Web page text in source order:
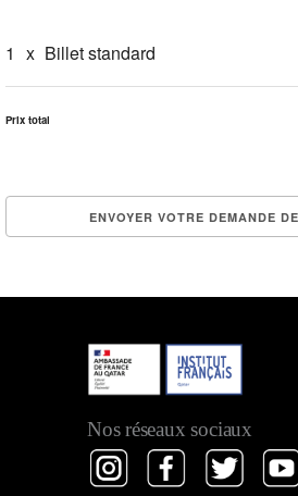
1 x Billet standard
Prix total
Nos réseaux sociaux